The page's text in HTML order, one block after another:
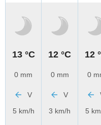
13 °C
0 mm
V
5 km/h
12 °C
0 mm
V
3 km/h
12
0
5